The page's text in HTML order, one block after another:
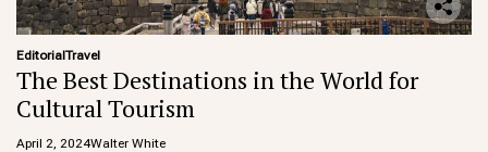
EditorialTravel
The Best Destinations in the World for
Cultural Tourism
April 2, 2024Walter White